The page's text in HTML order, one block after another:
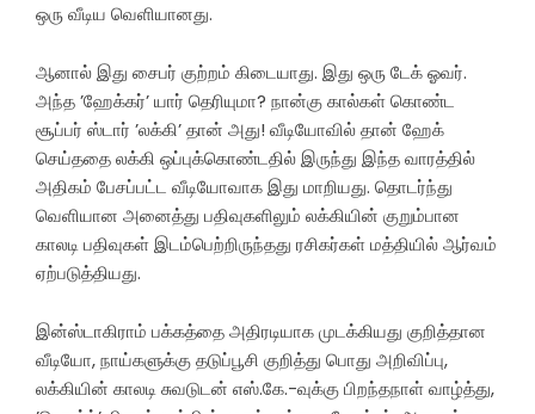
ஒரு வீடிய வெளியானது.
ஆனால் இது சைபர் குற்றம் கிடையாது. இது ஒரு டேக் ஓவர்.
அந்த ’ஹேக்கர்’ யார் தெரியுமா? நான்கு கால்கள் கொண்ட
சூப்பர் ஸ்டார் ’லக்கி’ தான் அது! வீடியோவில் தான் ஹேக்
செய்ததை லக்கி ஒப்புக்கொண்டதில் இருந்து இந்த வாரத்தில்
அதிகம் பேசப்பட்ட வீடியோவாக இது மாறியது. தொடர்ந்து
வெளியான அனைத்து பதிவுகளிலும் லக்கியின் குறும்பான
காலடி பதிவுகள் இடம்பெற்றிருந்தது ரசிகர்கள் மத்தியில் ஆர்வம்
ஏற்படுத்தியது.
இன்ஸ்டாகிராம் பக்கத்தை அதிரடியாக முடக்கியது குறித்தான
வீடியோ, நாய்களுக்கு தடுப்பூசி குறித்து பொது அறிவிப்பு,
லக்கியின் காலடி சுவடுடன் எஸ்.கே.-வுக்கு பிறந்தநாள் வாழ்த்து,